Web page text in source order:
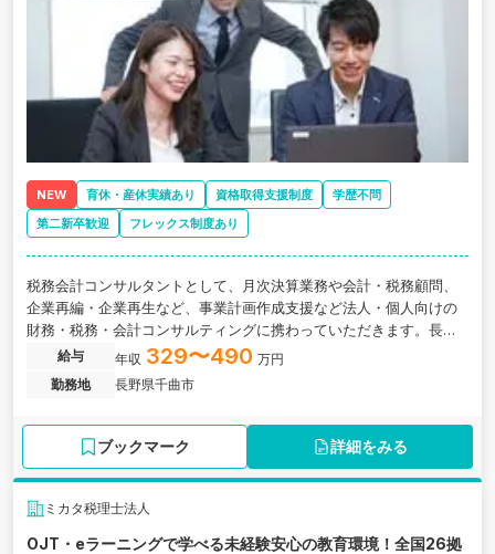
NEW 育休・産休実績あり 資格取得支援制度
学歴不問
第二新卒歓迎
フレックス制度あり
税務会計コンサルタントとして、月次決算業務や会計・税務顧問、
企業再編・企業再生など、事業計画作成支援など法人・個人向けの
財務・税務・会計コンサルティングに携わっていただきます。長野
県千曲市にある、中小企業オーナーに特化したコンサルを強みとす
る税理士法人の求人です。
給与 年収 329〜490 万円
勤務地
長野県千曲市
ブックマーク 詳細をみる
ミカタ税理士法人
OJT・eラーニングで学べる未経験安心の教育環境！全国26拠